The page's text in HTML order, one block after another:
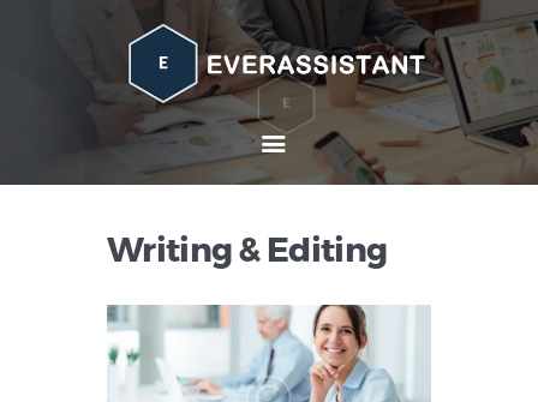
Home
About
Contacts
Writing & Editing